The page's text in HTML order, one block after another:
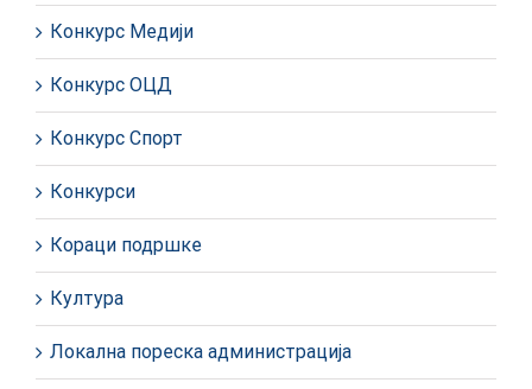
Конкурс Медији
Конкурс ОЦД
Конкурс Спорт
Конкурси
Кораци подршке
Култура
Локална пореска администрација